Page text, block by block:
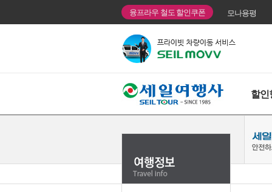
융프라우 철도 할인쿠폰 모나용평
할인